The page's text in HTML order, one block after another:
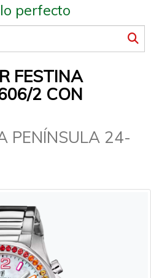
perfecto
FESTINA
2 CON
PENÍNSULA 24-